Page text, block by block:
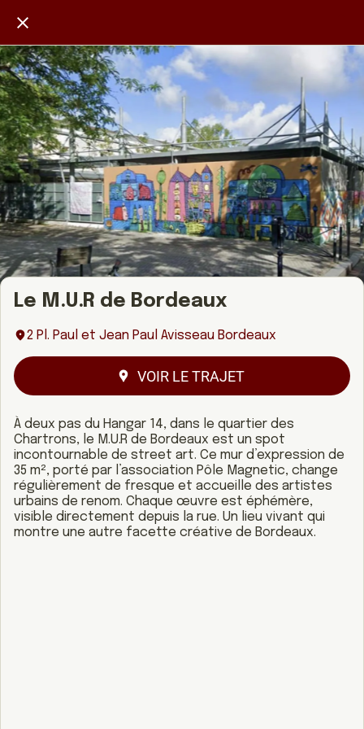
Le M.U.R de Bordeaux
2 Pl. Paul et Jean Paul Avisseau Bordeaux
VOIR LE TRAJET
À deux pas du Hangar 14, dans le quartier des
Chartrons, le M.U.R de Bordeaux est un spot
incontournable de street art. Ce mur d’expression de
35 m², porté par l’association Pôle Magnetic, change
régulièrement de fresque et accueille des artistes
urbains de renom. Chaque œuvre est éphémère,
visible directement depuis la rue. Un lieu vivant qui
montre une autre facette créative de Bordeaux.